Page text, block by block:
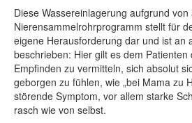
Diese Wassereinlagerung aufgrund von
Nierensammelrohrprogramm stellt für
eigene Herausforderung dar und ist an
beschrieben: Hier gilt es dem Patienten
Empfinden zu vermitteln, sich absolut
geborgen zu fühlen, wie „bei Mama zu
störende Symptom, vor allem starke
rasch wie von selbst.